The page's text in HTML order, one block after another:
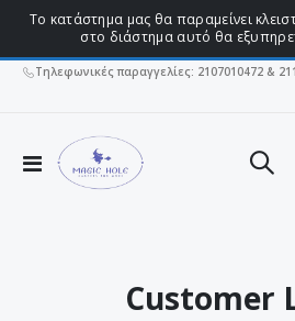
Το κατάστημα μας θα παραμείνει
στο διάστημα αυτό θα
Τηλεφωνικές παραγγελίες: 2107010472 &
Εναλλαγή
Πλοήγησης
Customer